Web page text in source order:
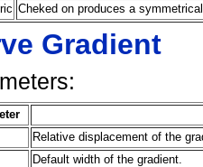
Cheked on produces a
Gradient
Relative displacement of the
Default width of the gradient.